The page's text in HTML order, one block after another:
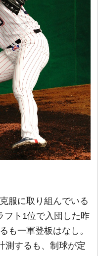
服に取り組んでいる
フト1位で入団した昨
も一軍登板はなし。
測するも、制球が定